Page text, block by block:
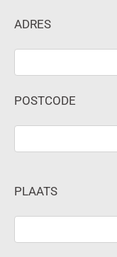
ADRES
POSTCODE
PLAATS